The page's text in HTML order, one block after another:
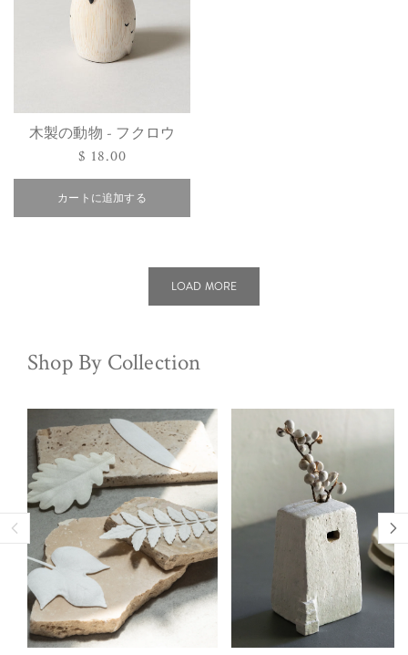
木製の動物 - フクロウ
通
常
価
格
$ 18.00
カートに追加する
LOAD MORE
Shop By Collection